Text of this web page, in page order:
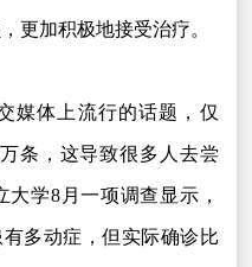
更加积极地接受治疗。
媒体上流行的话题，仅
条，这导致很多人去尝
学8月一项调查显示，
多动症，但实际确诊比